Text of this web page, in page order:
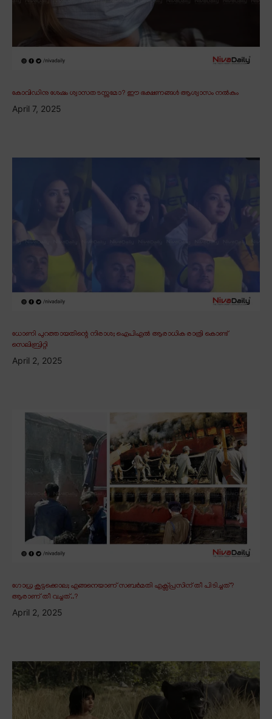
കോവിഡിനു ശേഷം ശ്വാസതടസ്സമോ? ഈ ഭക്ഷണങ്ങൾ ആശ്വാസം നൽകും
April 7, 2025
ധോണി പുറത്തായതിന്റെ നിരാശ; ഐപിഎൽ ആരാധിക രാത്രി കൊണ്ട്
സെലിബ്രിറ്റി
April 2, 2025
ഗോധ്ര കൂട്ടക്കൊല; എങ്ങനെയാണ് സബർമതി എക്സ്പ്രസിന് തീ പിടിച്ചത്?
ആരാണ് തീ വച്ചത്..?
April 2, 2025